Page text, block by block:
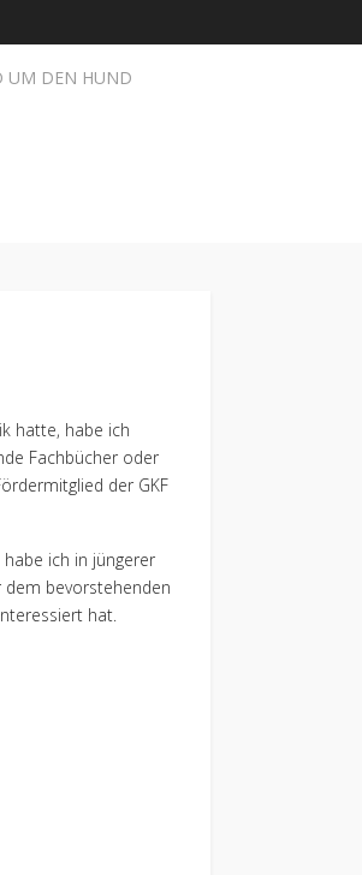
UM DEN HUND
hatte, habe ich
Fachbücher oder
der GKF
ich in jüngerer
dem bevorstehenden
hat.